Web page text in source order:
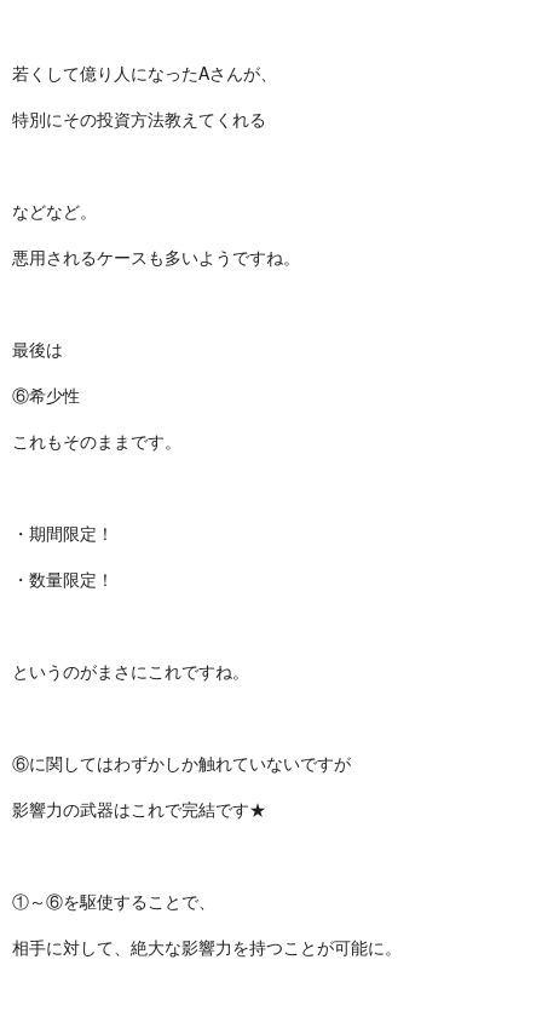
若くして億り人になったAさんが、
特別にその投資方法教えてくれる
などなど。
悪用されるケースも多いようですね。
最後は
⑥希少性
これもそのままです。
・期間限定！
・数量限定！
というのがまさにこれですね。
⑥に関してはわずかしか触れていないですが
影響力の武器はこれで完結です★
①～⑥を駆使することで、
相手に対して、絶大な影響力を持つことが可能に。